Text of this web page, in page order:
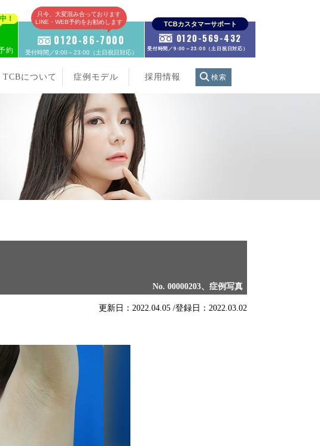
！
約
只今、大変混み合っております
LINE・WEB予約をお勧めします
0120-86-7000
受付時間／9:00～23:00（土日祝日対応）
TCBカスタマーサポート
0120-569-432
受付時間／9:00～23:00（土日祝日対応）
TCBについて 症例モデル 採用情報 検索
No. 00000203、症例写真
更新日：2022.04.05 /登録日：2022.03.02